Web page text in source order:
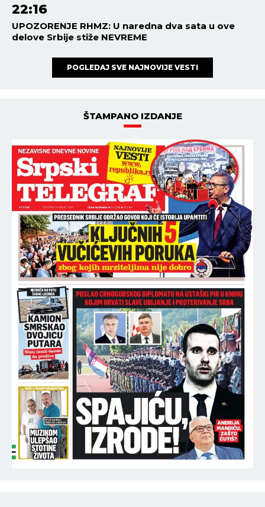
22:16
UPOZORENJE RHMZ: U naredna dva sata u ove
delove Srbije stiže NEVREME
POGLEDAJ SVE NAJNOVIJE VESTI
ŠTAMPANO IZDANJE